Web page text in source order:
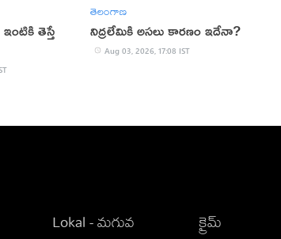
తెస్తే
తెలంగాణ
నిద్రలేమికి అసలు కారణం ఇదేనా?
Aug 03, 2026, 17:08 IST
Lokal - మగువ
క్రైమ్